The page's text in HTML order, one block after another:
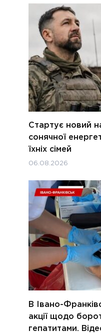
Стартує новий
сонячної
їхніх сімей
06.08.2026
В Івано-
акції щодо
гепатитами.